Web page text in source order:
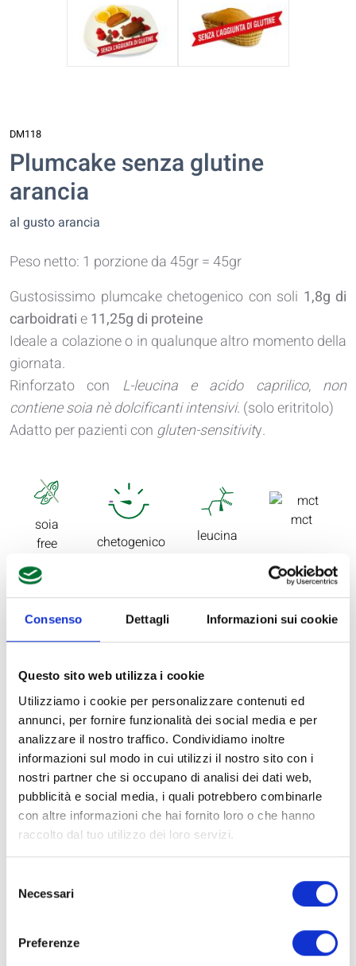
Consenso Dettagli Informazioni sui cookie
Questo sito web utilizza i cookie
Utilizziamo i cookie per personalizzare contenuti ed
annunci, per fornire funzionalità dei social media e per
analizzare il nostro traffico. Condividiamo inoltre
informazioni sul modo in cui utilizzi il nostro sito con i
nostri partner che si occupano di analisi dei dati web,
pubblicità e social media, i quali potrebbero combinarle
con altre informazioni che hai fornito loro o che hanno
raccolto dal tuo utilizzo dei loro servizi.
delNecessari
Preferenze
DM118
Plumcake senza glutine
arancia
al gusto arancia
Peso netto: 1 porzione da 45gr = 45gr
Gustosissimo plumcake chetogenico con soli 1,8g di
carboidratie11,25g di proteine
Ideale a colazione o in qualunque altro momento della
giornata.
Rinforzato con L-leucina e acido caprilico, non
contiene soia nè dolcificanti intensivi. (solo eritritolo)
Adatto per pazienti con gluten-sensitivity.
soia
free
chetogenico leucina
mct
INGREDIENTI
proteine di pisello, proteine di riso, proteine del LATTE,
albume d'UOVO, BURRO, olio di cocco, eritritolo, fibra di
FRUMENTO, fibra di acacia, acido caprilico, L-leucina,
emulsionante: lecitina di girasole, e471, agenti
lievitanti: pirofosfato di sodio, bicarbonato di sodio,
aroma di arancia , conservanti: potassio sorbato.
VALORI NUTRIZIONALI
1 porzione
medi
45g